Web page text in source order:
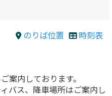
のりば位置 時刻表
案内しております。
バス、降車場所はご案内し